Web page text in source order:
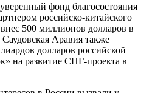
фонд благосостояния
российско-китайского
500 миллионов долларов в
Аравия также
долларов российской
на развитие СПГ-проекта в